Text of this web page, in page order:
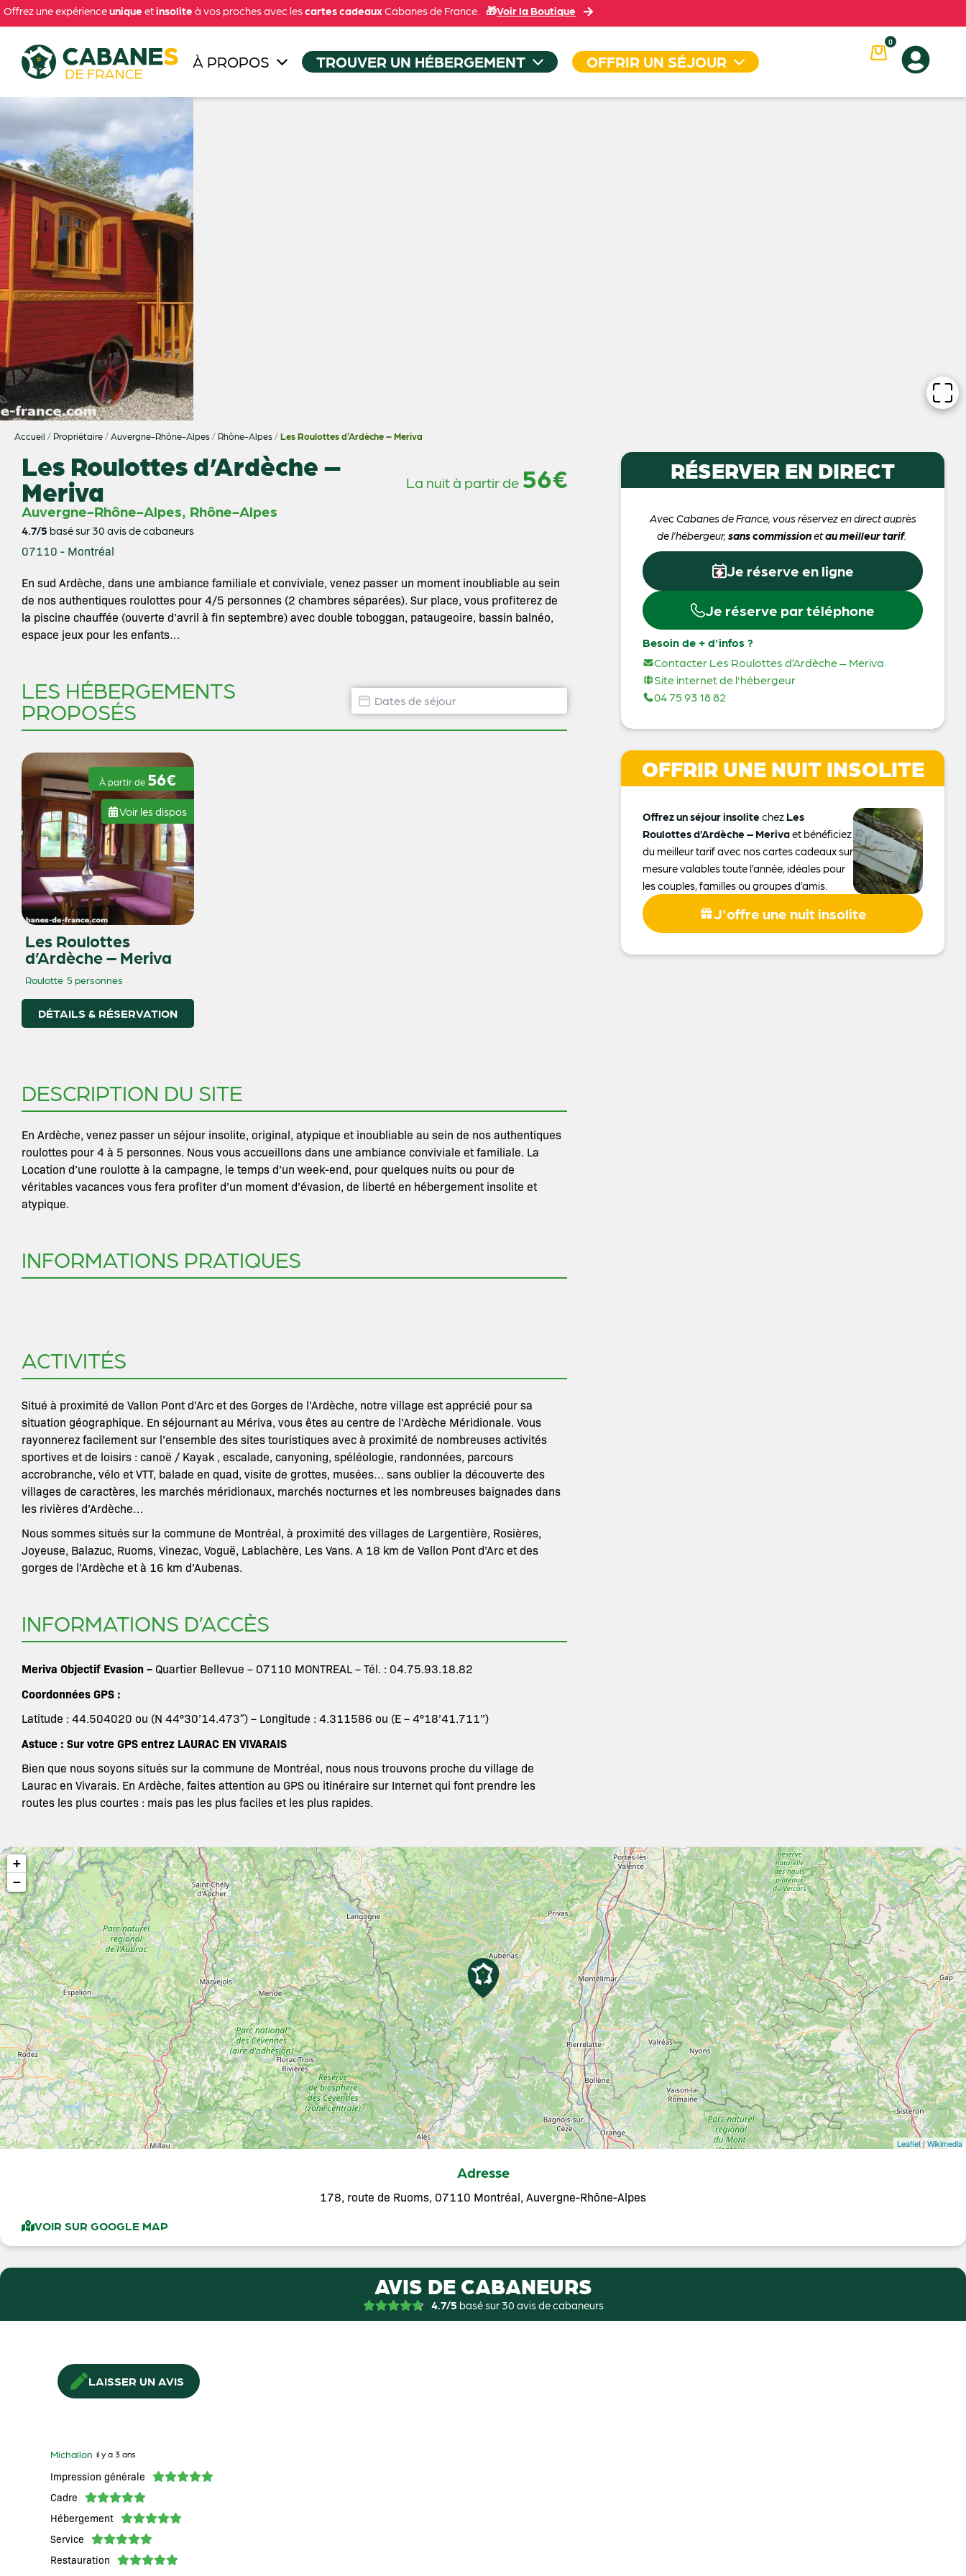
Offrez une expérienceunique etinsolite à vos proches avec lescartes cadeauxCabanes de France. 🎁Voir la Boutique
À PROPOS TROUVER UN HÉBERGEMENT OFFRIR UN SÉJOUR
0
Accueil / Propriétaire/Auvergne-Rhône-Alpes/ Rhône-Alpes/Les Roulottes d’Ardèche – Meriva
Les Roulottes d’Ardèche –
Meriva La nuit à partir de 56€
Auvergne-Rhône-Alpes, Rhône-Alpes
4.7/5 basé sur 30 avis de cabaneurs
07110 - Montréal
En sud Ardèche, dans une ambiance familiale et conviviale, venez passer un moment inoubliable au sein
de nos authentiques roulottes pour 4/5 personnes (2 chambres séparées). Sur place, vous profiterez de
la piscine chauffée (ouverte d’avril à fin septembre) avec double toboggan, pataugeoire, bassin balnéo,
espace jeux pour les enfants…
LES HÉBERGEMENTS
PROPOSÉS
Dates de disponibilité hébergement
Date
À partir de 56€
Voir les dispos
Les Roulottes
d’Ardèche – Meriva
Roulotte 5 personnes
DÉTAILS & RÉSERVATION
DESCRIPTION DU SITE
En Ardèche, venez passer un séjour insolite, original, atypique et inoubliable au sein de nos authentiques
roulottes pour 4 à 5 personnes. Nous vous accueillons dans une ambiance conviviale et familiale. La
Location d’une roulotte à la campagne, le temps d’un week-end, pour quelques nuits ou pour de
véritables vacances vous fera profiter d’un moment d’évasion, de liberté en hébergement insolite et
atypique.
INFORMATIONS PRATIQUES
ACTIVITÉS
Situé à proximité de Vallon Pont d’Arc et des Gorges de l’Ardèche, notre village est apprécié pour sa
situation géographique. En séjournant au Mériva, vous êtes au centre de l’Ardèche Méridionale. Vous
rayonnerez facilement sur l’ensemble des sites touristiques avec à proximité de nombreuses activités
sportives et de loisirs : canoë / Kayak , escalade, canyoning, spéléologie, randonnées, parcours
accrobranche, vélo et VTT, balade en quad, visite de grottes, musées… sans oublier la découverte des
villages de caractères, les marchés méridionaux, marchés nocturnes et les nombreuses baignades dans
les rivières d’Ardèche…
Nous sommes situés sur la commune de Montréal, à proximité des villages de Largentière, Rosières,
Joyeuse, Balazuc, Ruoms, Vinezac, Voguë, Lablachère, Les Vans. A 18 km de Vallon Pont d’Arc et des
gorges de l’Ardèche et à 16 km d’Aubenas.
INFORMATIONS D’ACCÈS
Meriva Objectif Evasion – Quartier Bellevue – 07110 MONTREAL – Tél. : 04.75.93.18.82
Coordonnées GPS :
Latitude : 44.504020 ou (N 44°30’14.473″) – Longitude : 4.311586 ou (E – 4°18’41.711”)
Astuce : Sur votre GPS entrez LAURAC EN VIVARAIS
Bien que nous soyons situés sur la commune de Montréal, nous nous trouvons proche du village de
Laurac en Vivarais. En Ardèche, faites attention au GPS ou itinéraire sur Internet qui font prendre les
routes les plus courtes : mais pas les plus faciles et les plus rapides.
RÉSERVER EN DIRECT
Avec Cabanes de France, vous réservez en direct auprès
de l’hébergeur, sans commissionetau meilleur tarif.
Je réserve en ligne
Je réserve par téléphone
Besoin de + d'infos ?
Contacter Les Roulottes d’Ardèche – Meriva
Site internet de l'hébergeur
04 75 93 18 82
OFFRIR UNE NUIT INSOLITE
Offrez un séjour insolite chez Les
Roulottes d’Ardèche – Merivaet bénéficiez
du meilleur tarif avec nos cartes cadeaux sur
mesure valables toute l’année, idéales pour
les couples, familles ou groupes d’amis.
J'offre une nuit insolite
+
−
Leaflet|Wikimedia
Adresse
178, route de Ruoms, 07110 Montréal, Auvergne-Rhône-Alpes
VOIR SUR GOOGLE MAP
AVIS DE CABANEURS
4.7/5 basé sur 30 avis de cabaneurs
LAISSER UN AVIS
Michallon il y a 3 ans
Impression générale
Cadre
Hébergement
Service
Restauration